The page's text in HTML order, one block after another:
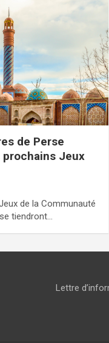
de Perse
Jeux
de la Communauté
tiendront…
Lettre